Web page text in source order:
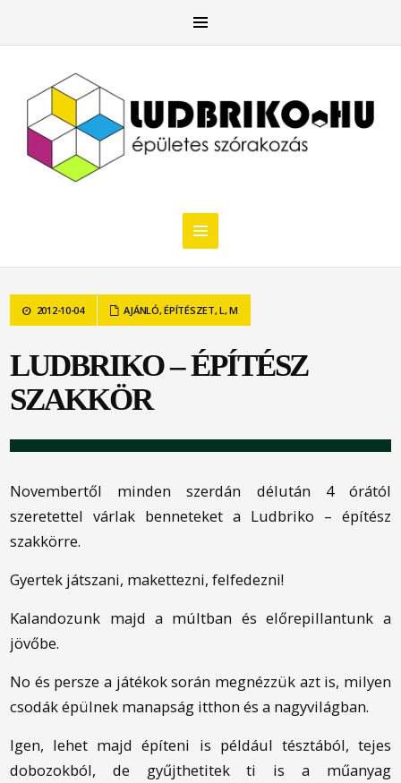
2012-10-04 AJÁNLÓ,ÉPÍTÉSZET,L,M
LUDBRIKO – ÉPÍTÉSZ
SZAKKÖR
Novembertől minden szerdán délután 4 órától
szeretettel várlak benneteket a Ludbriko – építész
szakkörre.
Gyertek játszani, makettezni, felfedezni!
Kalandozunk majd a múltban és előrepillantunk a
jövőbe.
No és persze a játékok során megnézzük azt is, milyen
csodák épülnek manapság itthon és a nagyvilágban.
Igen, lehet majd építeni is például tésztából, tejes
dobozokból, de gyűjthetitek ti is a műanyag